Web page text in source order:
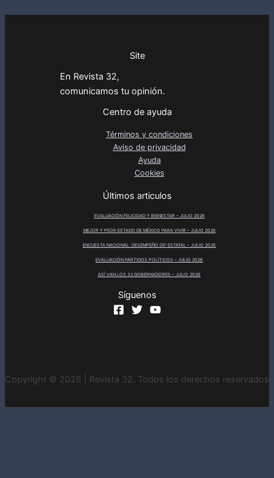
Site
En Revista 32,
comunicamos tu opinión.
Centro de ayuda
Términos y condiciones
Aviso de privacidad
Ayuda
Cookies
Últimos articulos
EVALUACIÓN FELICIDAD Y BIENESTAR – JULIO 2026
MEJOR Y PEOR ESTADO DE MÉXICO PARA VIVIR – JULIO 2026
ENCUESTA NACIONAL: DESEMPEÑO DIF ESTATAL – JULIO 2026
EVALUACIÓN PARTIDOS POLÍTICOS – JULIO 2026
ASÍ VAN LOS 32 GOBERNADORES – JULIO 2026
Síguenos
Copyright © 2026 | Revista 32. Todos los derechos reservados